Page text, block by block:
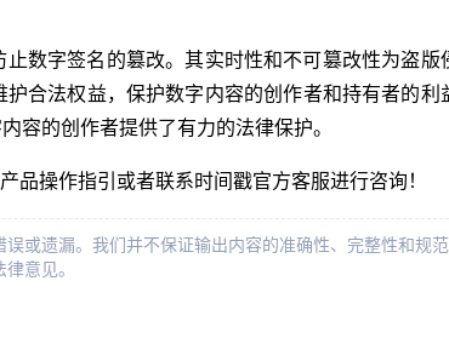
数字签名的篡改。其实时性和不可篡改性为盗版
合法权益，保护数字内容的创作者和持有者的利
容的创作者提供了有力的法律保护。
品操作指引或者联系时间戳官方客服进行咨询！
或遗漏。我们并不保证输出内容的准确性、完整性和规范
意见。